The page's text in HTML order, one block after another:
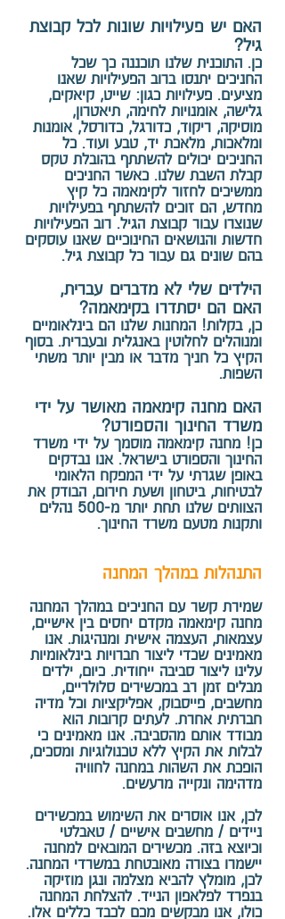
האם יש פעילויות שונות לכל קבוצת
גיל?
כן. התוכנית שלנו תוכננה כך שכל
החניכים יתנסו ברוב הפעילויות שאנו
מציעים. פעילויות כגון: שייט, קיאקים,
גלישה, אומנויות לחימה, תיאטרון,
מוסיקה, ריקוד, כדורגל, כדורסל, אומנות
ומלאכות, מלאכת יד, טבע ועוד. כל
החניכים יכולים להשתתף בהובלת טקס
קבלת השבת שלנו. כאשר החניכים
ממשיכים לחזור לקימאמה כל קיץ
מחדש, הם זוכים להשתתף בפעילויות
שנוצרו עבור קבוצת הגיל. רוב הפעילויות
חדשות והנושאים החינוכיים שאנו עוסקים
בהם שונים גם עבור כל קבוצת גיל.
הילדים שלי לא מדברים עברית,
האם הם יסתדרו בקימאמה?
כן, בקלות! המחנות שלנו הם בינלאומיים
ומנוהלים לחלוטין באנגלית ובעברית. בסוף
הקיץ כל חניך מדבר או מבין יותר משתי
השפות.
האם מחנה קימאמה מאושר על ידי
משרד החינוך והספורט?
כן! מחנה קימאמה מוסמך על ידי משרד
החינוך והספורט בישראל. אנו נבדקים
באופן שגרתי על ידי המפקח הלאומי
לבטיחות, ביטחון ושעת חירום, הבודק את
הצוותים שלנו תחת יותר מ-500 נהלים
ותקנות מטעם משרד החינוך.
התנהלות במהלך המחנה
שמירת קשר עם החניכים במהלך המחנה
מחנה קימאמה מקדם יחסים בין אישיים,
עצמאות, העצמה אישית ומנהיגות. אנו
מאמינים שכדי ליצור חברויות בינלאומיות
עלינו ליצור סביבה ייחודית. כיום, ילדים
מבלים זמן רב במכשירים סלולריים,
מחשבים, פייסבוק, אפליקציות וכל מדיה
חברתית אחרת. לעתים קרובות הוא
מבודד אותם מהסביבה. אנו מאמינים כי
לבלות את הקיץ ללא טכנולוגיות ומסכים,
הופכת את השהות במחנה לחוויה
מדהימה ונקייה מרעשים.
לכן, אנו אוסרים את השימוש במכשירים
ניידים / מחשבים אישיים / טאבלטי
וכיוצא בזה. מכשירים המובאים למחנה
יישמרו בצורה מאובטחת במשרדי המחנה.
לכן, מומלץ להביא מצלמה ונגן מוזיקה
בנפרד לפלאפון הנייד. להצלחת המחנה
כולו, אנו מבקשים מכם לכבד כללים אלו.